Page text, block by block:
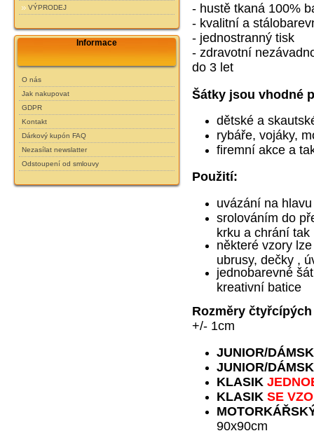
VÝPRODEJ
Informace
O nás
Jak nakupovat
GDPR
Kontakt
Dárkový kupón FAQ
Nezasílat newslatter
Odstoupení od smlouvy
- hustě tkaná 100%
- kvalitní a
- jednostranný tisk
- zdravotní
do 3 let
Šátky jsou vhodné
dětské a
rybáře, vojáky,
firemní akce a
Použití:
uvázání na
srolováním do
krku a chrání tak
některé vzory
ubrusy, dečky ,
jednobarevné
kreativní batice
Rozměry
+/- 1cm
JUNIOR/
JUNIOR/
KLASIK
KLASIK SE
90x90cm